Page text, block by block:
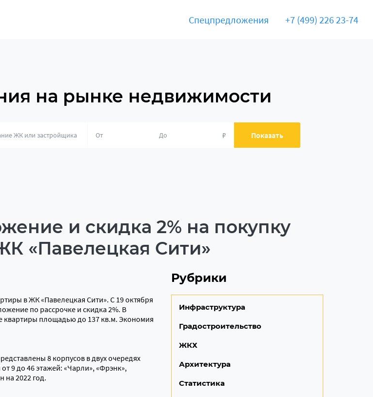
Спецпредложения +7 (499) 226 23-74
на рынке недвижимости
₽ Показать
и скидка 2% на покупку
«Павелецкая Сити»
в ЖК «Павелецкая Сити». С 19 октября
по рассрочке и скидка 2%. В
квартиры площадью до 137 кв.м. Экономия
8 корпусов в двух очередях
9 до 46 этажей: «Чарли», «Фрэнк»,
на 2022 год.
Рубрики
Инфраструктура
Градостроительство
ЖКХ
Архитектура
Статистика